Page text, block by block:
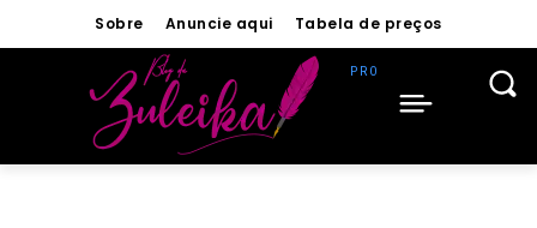
Sobre Anuncie aqui Tabela de preços